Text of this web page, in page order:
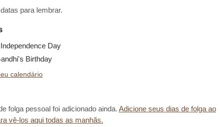
para lembrar.
Day
Birthday
calendário
folga pessoal foi adicionado ainda. Adicione seus dias de folga ao
vê-los aqui todas as manhãs.